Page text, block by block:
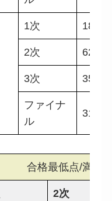
1次 18名
2次 62名
3次 35名
ファイナ
ル
31名
合格最低点/満点
2次